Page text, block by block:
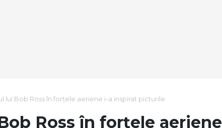
lui Bob Ross în forțele aeriene i-a inspirat picturile
Ross în forțele aeriene